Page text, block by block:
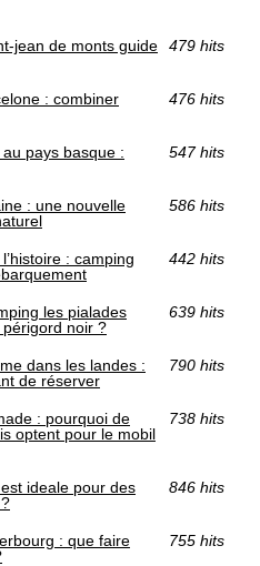
jean de monts guide
479 hits
: combiner
476 hits
pays basque :
547 hits
: une nouvelle
586 hits
: camping
442 hits
les pialades
noir ?
639 hits
dans les landes :
de réserver
790 hits
: pourquoi de
optent pour le mobil
738 hits
ideale pour des
846 hits
: que faire
755 hits